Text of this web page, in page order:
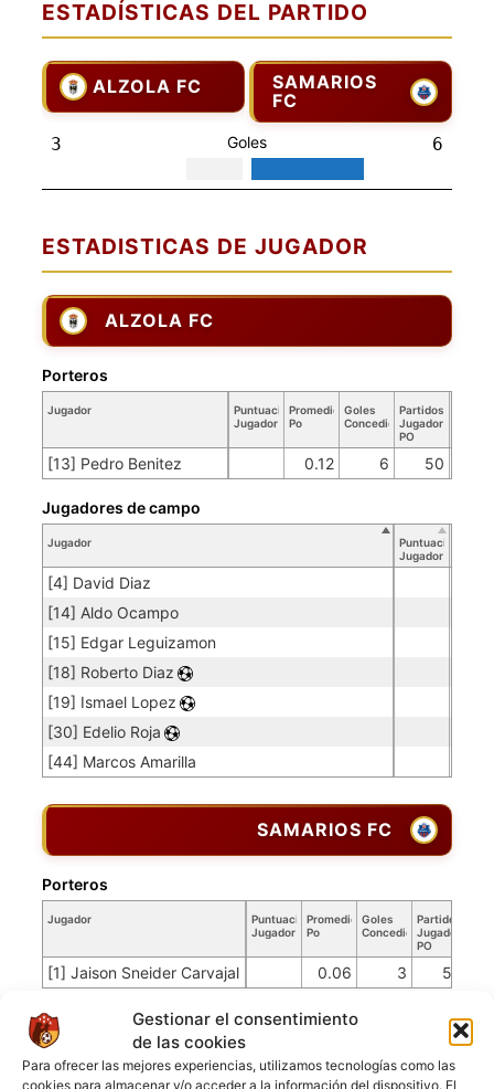
Gestionar el consentimiento
de las cookies
Para ofrecer las mejores experiencias, utilizamos tecnologías como las
cookies para almacenar y/o acceder a la información del dispositivo. El
ESTADÍSTICAS DEL PARTIDO
ALZOLA FC
SAMARIOS
FC
3 Goles 6
ESTADISTICAS DE JUGADOR
ALZOLA FC
Jugador
Puntuación
Jugador
Promedio
Po
Goles
Concedidos
Partidos
Jugador
PO
[13] Pedro Benitez 0.12 6 50
Porteros
Jugador
Puntuación
Jugador
[4] David Diaz
[14] Aldo Ocampo
[15] Edgar Leguizamon
[18] Roberto Diaz
[19] Ismael Lopez
[30] Edelio Roja
[44] Marcos Amarilla
Jugadores de campo
SAMARIOS FC
Jugador
Puntuación
Jugador
Promedio
Po
Goles
Concedidos
Partidos
Jugador
PO
[1] Jaison Sneider Carvajal 0.06 3 50
Porteros
Jugador
Jugador
Jugadores de campo